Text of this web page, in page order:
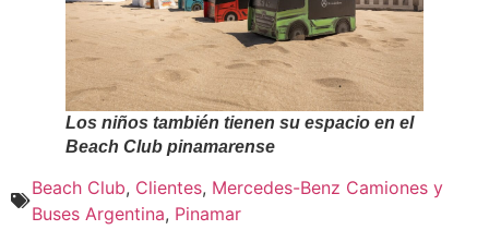
Los niños también tienen su espacio en el
Beach Club pinamarense
Beach Club, Clientes, Mercedes-Benz Camiones y
Buses Argentina, Pinamar